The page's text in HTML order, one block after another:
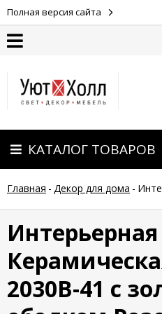
Полная версия сайта
Оплата
Доставка
Гарантия
возврат
Новости
Полезные
КАТАЛОГ ТОВАРОВ
Главная - Декор для дома -
Интерьерная
2030B-41 с